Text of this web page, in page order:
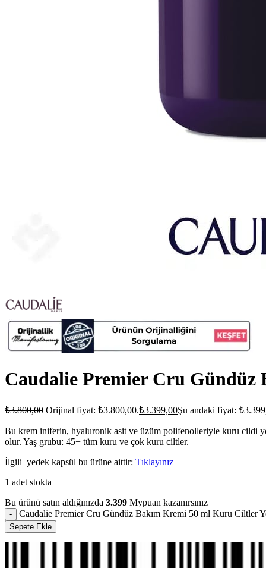
Caudalie Premier Cru
₺3.800,00 Orijinal fiyat: ₺3.800,00.₺3.399,00Şu andaki fiyat:
Bu krem iniferin, hyaluronik asit ve üzüm polifenolleriyle kuru cildi
olur. Yaş grubu: 45+ tüm kuru ve çok kuru ciltler.
İlgili yedek kapsül bu ürüne aittir: Tıklayınız
1 adet stokta
Bu ürünü satın aldığınızda 3.399 Mypuan kazanırsınız
Caudalie Premier Cru Gündüz Bakım Kremi 50 ml Kuru Ciltler
Sepete Ekle